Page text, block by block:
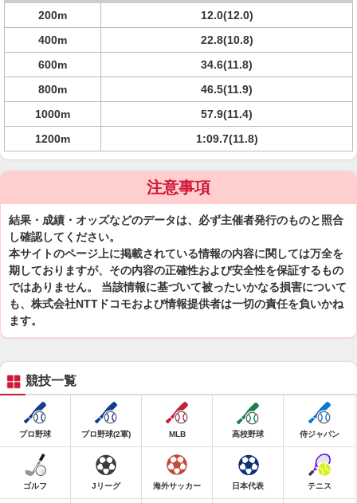
200m
12.0(12.0)
400m
22.8(10.8)
600m
34.6(11.8)
800m
46.5(11.9)
1000m
57.9(11.4)
1200m
1:09.7(11.8)
注意事項
結果・成績・オッズなどのデータは、必ず主催者発行のものと照合
し確認してください。
本サイトのページ上に掲載されている情報の内容に関しては万全を
期しておりますが、その内容の正確性および安全性を保証するもの
ではありません。 当該情報に基づいて被ったいかなる損害について
も、株式会社NTTドコモおよび情報提供者は一切の責任を負いかね
ます。
競技一覧
プロ野球 プロ野球(2軍) MLB 高校野球 侍ジャパン
ゴルフ Jリーグ 海外サッカー 日本代表 テニス